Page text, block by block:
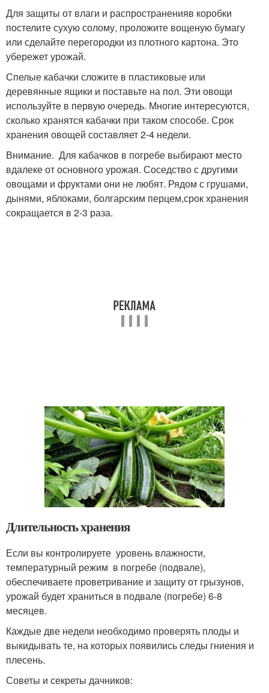
Для защиты от влаги и распространенияв коробки
постелите сухую солому, проложите вощеную бумагу
или сделайте перегородки из плотного картона. Это
убережет урожай.
Спелые кабачки сложите в пластиковые или
деревянные ящики и поставьте на пол. Эти овощи
используйте в первую очередь. Многие интересуются,
сколько хранятся кабачки при таком способе. Срок
хранения овощей составляет 2-4 недели.
Внимание. Для кабачков в погребе выбирают место
вдалеке от основного урожая. Соседство с другими
овощами и фруктами они не любят. Рядом с грушами,
дынями, яблоками, болгарским перцем,срок хранения
сокращается в 2-3 раза.
Длительность хранения
Если вы контролируете уровень влажности,
температурный режим в погребе (подвале),
обеспечиваете проветривание и защиту от грызунов,
урожай будет храниться в подвале (погребе) 6-8
месяцев.
Каждые две недели необходимо проверять плоды и
выкидывать те, на которых появились следы гниения и
плесень.
Советы и секреты дачников: